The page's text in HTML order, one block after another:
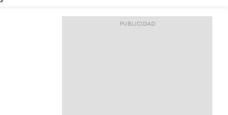
ACCESO FULL - $1.800/MES